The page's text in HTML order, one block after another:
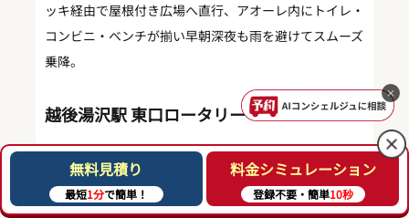
ッキ経由で屋根付き広場へ直行、アオーレ内にトイレ・
コンビニ・ベンチが揃い早朝深夜も雨を避けてスムーズ
乗降。
越後湯沢駅 東口ロータリー
〒949‑6101 南魚沼郡湯沢町湯沢2427‑１（駅東口）
インター至近の新幹線駅でスキー＆温泉ツアーの定番集
無料見積り
最短1分で簡単！
料金シミュレーション
登録不要・簡単10秒
×